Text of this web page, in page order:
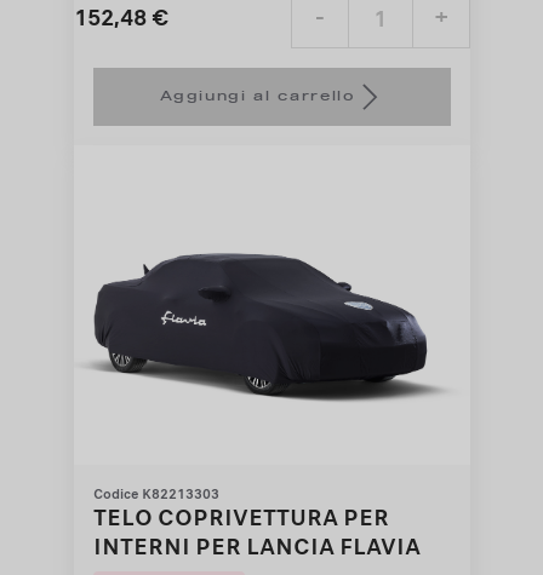
152,48 €
Price
152,48
- +
Quantity
to:
Aggiungi al carrello
Codice K82213303
TELO COPRIVETTURA PER
INTERNI PER LANCIA FLAVIA